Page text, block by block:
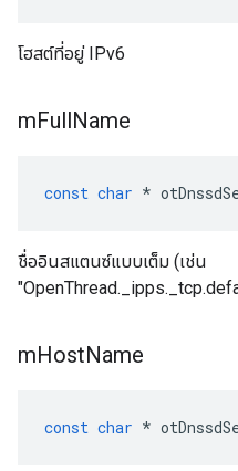
โฮสต์ที่อยู่ IPv6
mFullName
const char *
ชื่ออินสแตนซ์แบบเต็ม (เช่น
mHostName
const char *